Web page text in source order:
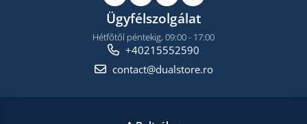
Ügyfélszolgálat
Hétfőtől péntekig, 09:00 - 17:00
+40215552590
contact@dualstore.ro